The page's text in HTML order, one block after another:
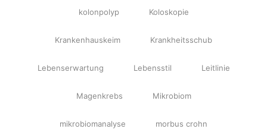
kolonpolyp Koloskopie
Krankenhauskeim Krankheitsschub
Lebenserwartung Lebensstil Leitlinie
Magenkrebs Mikrobiom
mikrobiomanalyse morbus crohn